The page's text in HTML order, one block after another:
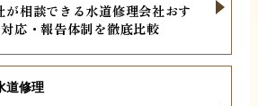
が相談できる水道修理会社おす
応・報告体制を徹底比較
道修理